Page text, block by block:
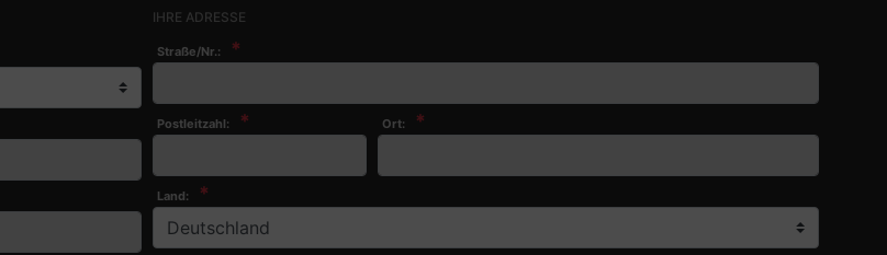
IHRE ADRESSE
Straße/Nr.: *
Postleitzahl: * Ort: *
Land: *